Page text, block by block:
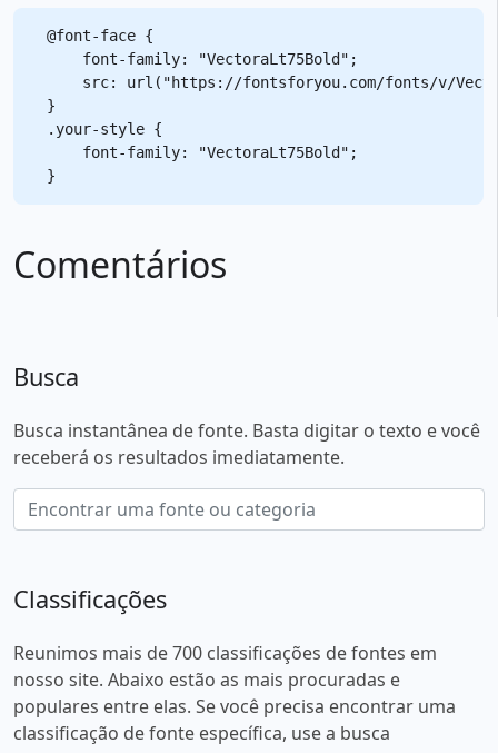
@font-face {
    font-family: "VectoraLt75Bold";
src: url("https://fontsforyou.com/fonts/v/
}
.your-style {
    font-family: "VectoraLt75Bold";
Comentários
Busca
Busca instantânea de fonte. Basta digitar o texto e você
receberá os resultados imediatamente.
Classificações
Reunimos mais de 700 classificações de fontes em
nosso site. Abaixo estão as mais procuradas e
populares entre elas. Se você precisa encontrar uma
classificação de fonte específica, use a busca